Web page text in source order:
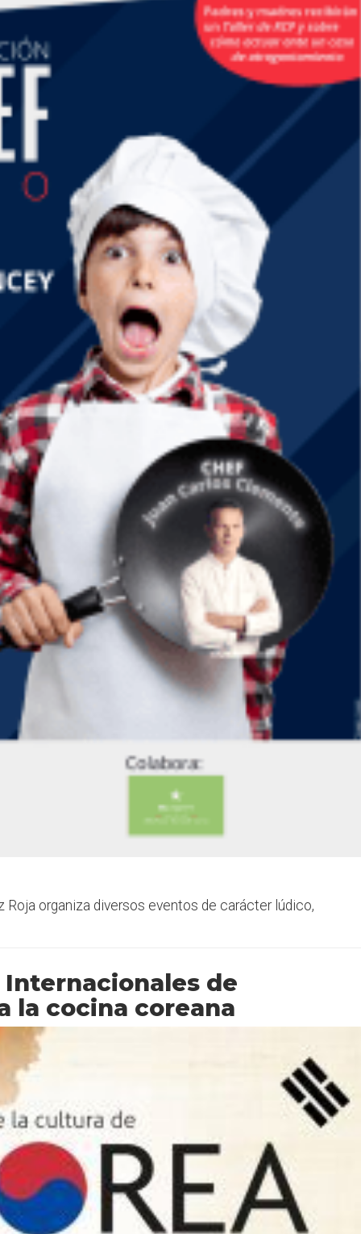
organiza diversos eventos de carácter lúdico,
Internacionales de
la cocina coreana